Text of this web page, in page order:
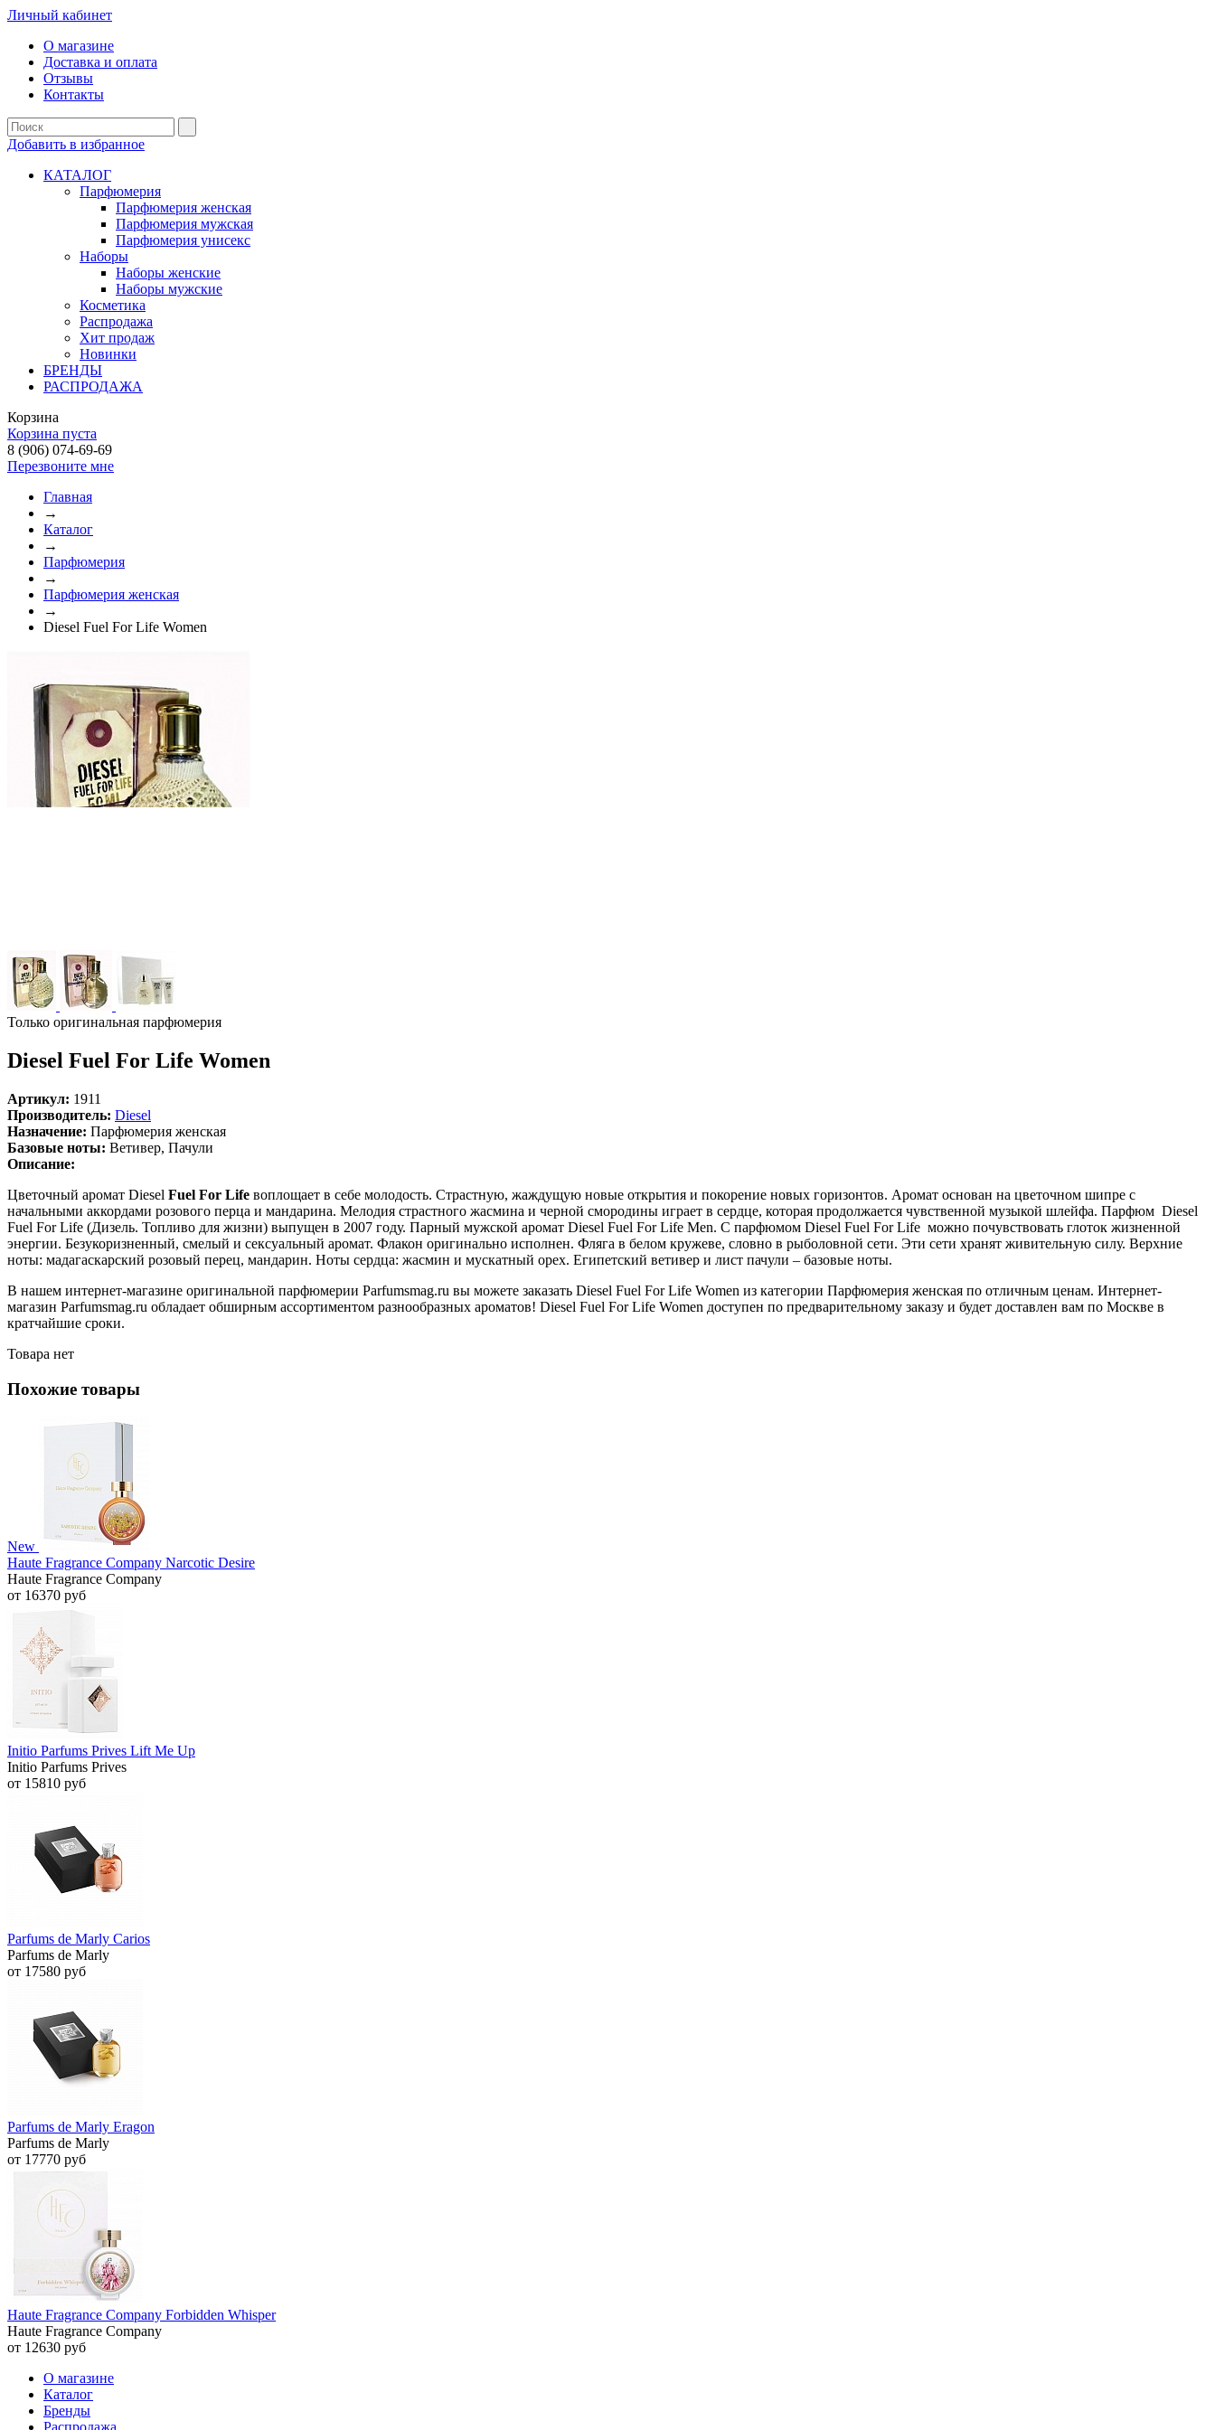
Личный кабинет
О магазине
Доставка и оплата
Отзывы
Контакты
Добавить в избранное
КАТАЛОГ
Парфюмерия
Парфюмерия женская
Парфюмерия мужская
Парфюмерия унисекс
Наборы
Наборы женские
Наборы мужские
Косметика
Распродажа
Хит продаж
Новинки
БРЕНДЫ
РАСПРОДАЖА
Корзина
Корзина пуста
8 (906) 074-69-69
Перезвоните мне
Главная
→
Каталог
→
Парфюмерия
→
Парфюмерия женская
→
Diesel Fuel For Life Women
Только оригинальная парфюмерия
Diesel Fuel For Life Women
Артикул: 1911
Производитель: Diesel
Назначение: Парфюмерия женская
Базовые ноты: Ветивер, Пачули
Описание:
Цветочный аромат Diesel Fuel For Life воплощает в себе молодость. Страстную, жаждущую новые открытия и покорение новых горизонтов. Аромат основан на цветочном шипре с
начальными аккордами розового перца и мандарина. Мелодия страстного жасмина и черной смородины играет в сердце, которая продолжается чувственной музыкой шлейфа. Парфюм Diesel
Fuel For Life (Дизель. Топливо для жизни) выпущен в 2007 году. Парный мужской аромат Diesel Fuel For Life Men. С парфюмом Diesel Fuel For Life можно почувствовать глоток жизненной
энергии. Безукоризненный, смелый и сексуальный аромат. Флакон оригинально исполнен. Фляга в белом кружеве, словно в рыболовной сети. Эти сети хранят живительную силу. Верхние
ноты: мадагаскарский розовый перец, мандарин. Ноты сердца: жасмин и мускатный орех. Египетский ветивер и лист пачули – базовые ноты.
В нашем интернет-магазине оригинальной парфюмерии Parfumsmag.ru вы можете заказать Diesel Fuel For Life Women из категории Парфюмерия женская по отличным ценам. Интернет-
магазин Parfumsmag.ru обладает обширным ассортиментом разнообразных ароматов! Diesel Fuel For Life Women доступен по предварительному заказу и будет доставлен вам по Москве в
кратчайшие сроки.
Товара нет
Похожие товары
New
Haute Fragrance Company Narcotic Desire
Haute Fragrance Company
от 16370 руб
Initio Parfums Prives Lift Me Up
Initio Parfums Prives
от 15810 руб
Parfums de Marly Carios
Parfums de Marly
от 17580 руб
Parfums de Marly Eragon
Parfums de Marly
от 17770 руб
Haute Fragrance Company Forbidden Whisper
Haute Fragrance Company
от 12630 руб
О магазине
Каталог
Бренды